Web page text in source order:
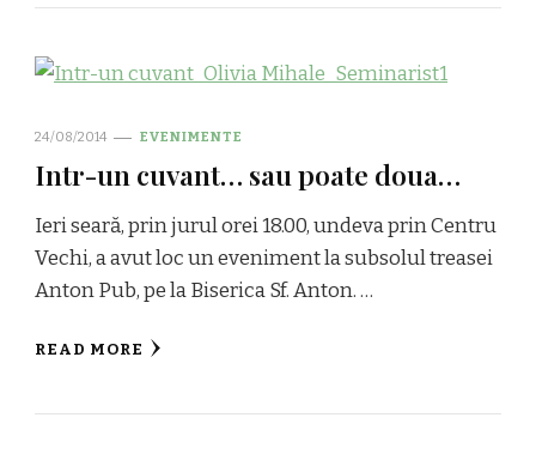
24/08/2014 EVENIMENTE
Intr-un cuvant… sau poate doua…
Ieri seară, prin jurul orei 18.00, undeva prin Centru
Vechi, a avut loc un eveniment la subsolul treasei
Anton Pub, pe la Biserica Sf. Anton. …
READ MORE